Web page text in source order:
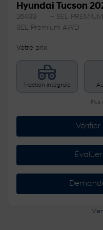
Hyundai Tucson
26499
– SEL PREMIUM
SEL Premium AWD
Votre prix
Traction intégrale
Plus